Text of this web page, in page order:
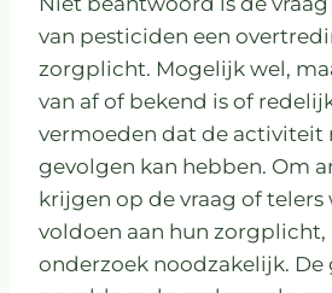
van pesticiden een
zorgplicht. Mogelijk wel,
van af of bekend is of
vermoeden dat de activiteit
gevolgen kan hebben. Om
krijgen op de vraag of telers
voldoen aan hun zorgplicht,
onderzoek noodzakelijk.